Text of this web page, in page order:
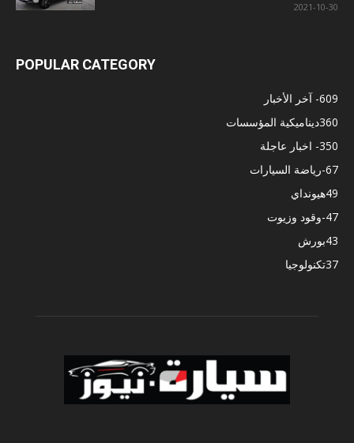
2021-10-30
POPULAR CATEGORY
- آخر الأخبار609
ديناميكية المؤسسات360
- اخبار عاجلة350
-رياضة السيارات67
هيونداي49
-وقود وزيوت47
بورش43
تكنولوجيا37